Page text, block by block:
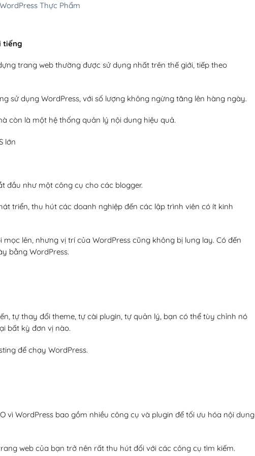
Thực Phẩm
tiếng
trang web thường được sử dụng nhất trên thế giới, tiếp theo
sử dụng WordPress, với số lượng không ngừng tăng lên hàng ngày.
còn là một hệ thống quản lý nội dung hiệu quả.
lớn
đầu như một công cụ cho các blogger.
triển, thu hút các doanh nghiệp đến các lập trình viên có ít kinh
lên, nhưng vị trí của WordPress cũng không bị lung lay. Có đến
bằng WordPress.
tự thay đổi theme, tự cài plugin, tự quản lý, bạn có thể tùy chỉnh nó
bất kỳ đơn vị nào.
để chạy WordPress.
vì WordPress bao gồm nhiều công cụ và plugin để tối ưu hóa nội dung
web của bạn trở nên rất thu hút đối với các công cụ tìm kiếm.